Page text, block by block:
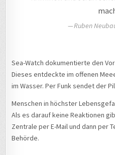
Ruben
Sea-Watch dokumentierte den
Dieses entdeckte im offenen
im Wasser. Per Funk sendet der
Menschen in höchster
Als es darauf keine Reaktionen
Zentrale per E-Mail und dann per
Behörde.